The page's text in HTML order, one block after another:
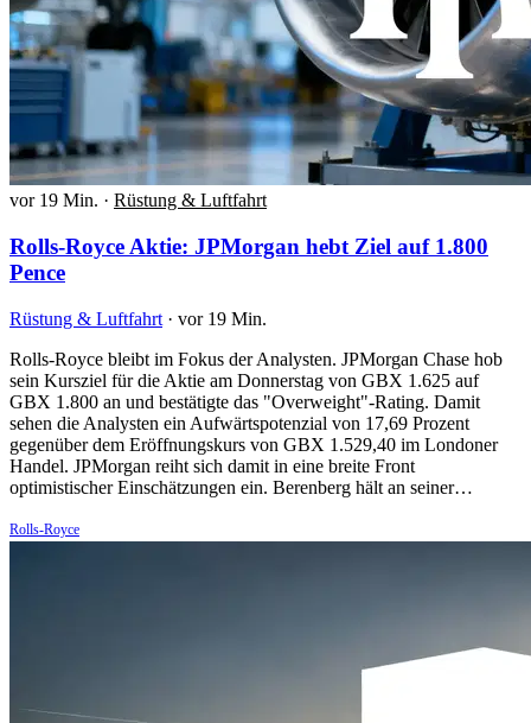
vor 19 Min. · Rüstung & Luftfahrt
Rolls-Royce Aktie: JPMorgan hebt Ziel auf 1.800
Pence
Rüstung & Luftfahrt · vor 19 Min.
Rolls-Royce bleibt im Fokus der Analysten. JPMorgan Chase hob
sein Kursziel für die Aktie am Donnerstag von GBX 1.625 auf
GBX 1.800 an und bestätigte das "Overweight"-Rating. Damit
sehen die Analysten ein Aufwärtspotenzial von 17,69 Prozent
gegenüber dem Eröffnungskurs von GBX 1.529,40 im Londoner
Handel. JPMorgan reiht sich damit in eine breite Front
optimistischer Einschätzungen ein. Berenberg hält an seiner…
Rolls-Royce